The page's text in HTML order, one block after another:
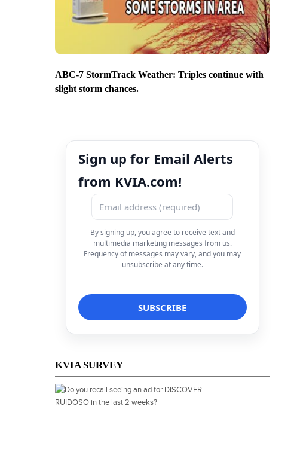
ABC-7 StormTrack Weather: Triples continue with
slight storm chances.
Sign up for Email Alerts
from KVIA.com!
By signing up, you agree to receive text and
multimedia marketing messages from us.
Frequency of messages may vary, and you may
unsubscribe at any time.
KVIA SURVEY